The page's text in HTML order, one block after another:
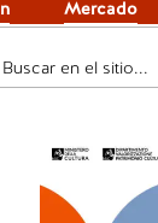
Mercado